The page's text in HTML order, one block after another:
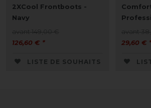
2XCool Frontboots -
Navy
126,60 € *
LISTE DE SOUHAITS
29,60 €